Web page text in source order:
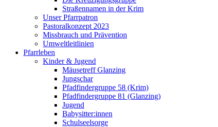
Straßennamen in der Krim
Unser Pfarrpatron
Pastoralkonzept 2023
Missbrauch und Prävention
Umweltleitlinien
Pfarrleben
Kinder & Jugend
Mäusetreff Glanzing
Jungschar
Pfadfindergruppe 58 (Krim)
Pfadfindergruppe 81 (Glanzing)
Jugend
Babysitter:innen
Schulseelsorge